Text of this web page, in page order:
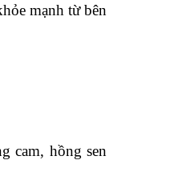
mạnh từ bên
cam, hồng sen